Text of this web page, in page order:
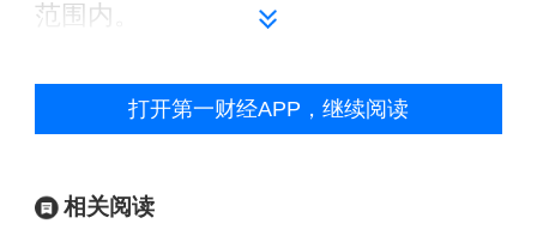
范围内。
金联创分析师徐鹏表示，欧佩克+
（OPEC+）成员国决定将今年12月石油
者对供应过剩的担忧，油价承压下跌。
打开第一财经APP，继续阅读
相关阅读